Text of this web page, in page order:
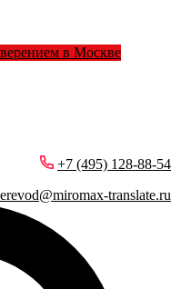
+7 (495) 128-88-54
translate.ru